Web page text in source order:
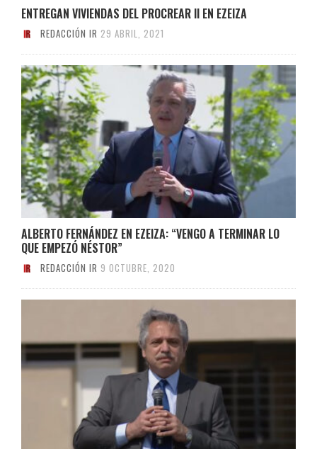
ENTREGAN VIVIENDAS DEL PROCREAR II EN EZEIZA
REDACCIÓN IR 29 ABRIL, 2021
ALBERTO FERNÁNDEZ EN EZEIZA: “VENGO A TERMINAR LO
QUE EMPEZÓ NÉSTOR”
REDACCIÓN IR 9 OCTUBRE, 2020